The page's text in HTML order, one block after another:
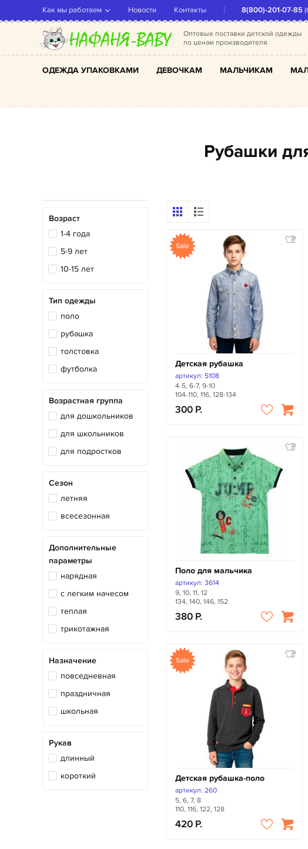
Оптовые поставки детской одежды
по ценам производителя
ОДЕЖДА УПАКОВКАМИ ДЕВОЧКАМ МАЛЬЧИКАМ
8(800)-201-07-85
Как мы работаем Новости Контакты
Рубашки
Возраст
1-4 года
5-9 лет
10-15 лет
Тип одежды
поло
рубашка
толстовка
футболка
Возрастная группа
для дошкольников
для школьников
для подростков
Сезон
летняя
всесезонная
Дополнительные
параметры
нарядная
с легким начесом
теплая
трикотажная
Назначение
повседневная
праздничная
школьная
Рукав
длинный
короткий
Sale
Детская рубашка
артикул: 5108
4-5, 6-7, 9-10
104-110, 116, 128-134
300
Поло для мальчика
артикул: 3614
9, 10, 11, 12
134, 140, 146, 152
380
Sale
Детская рубашка-поло
артикул: 260
5, 6, 7, 8
110, 116, 122, 128
420